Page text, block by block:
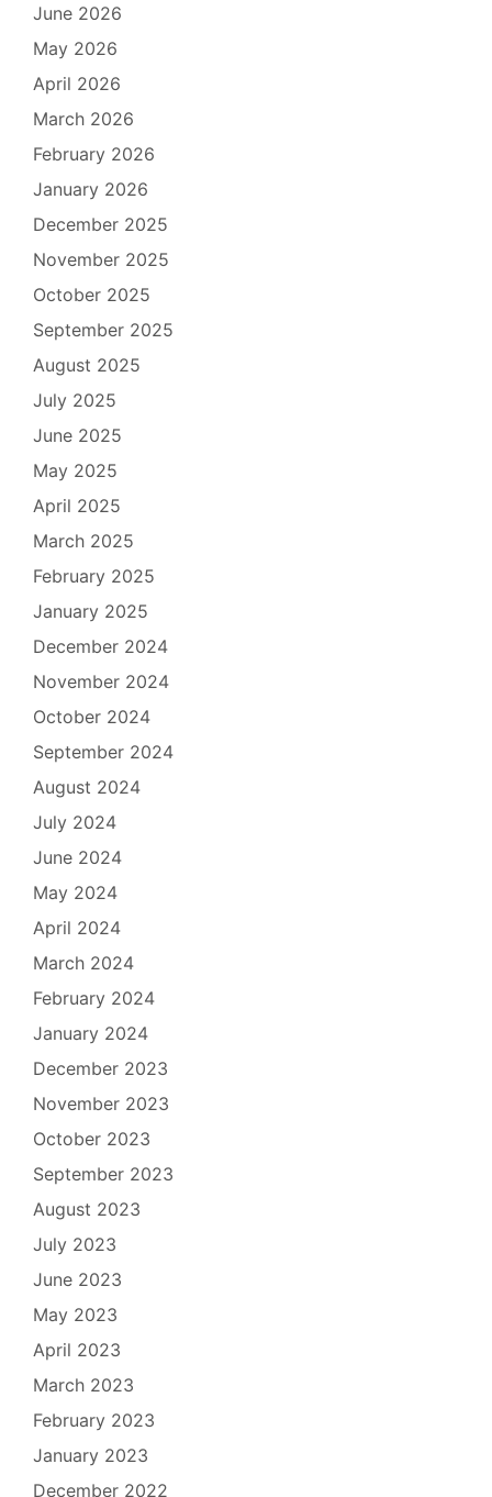
June 2026
May 2026
April 2026
March 2026
February 2026
January 2026
December 2025
November 2025
October 2025
September 2025
August 2025
July 2025
June 2025
May 2025
April 2025
March 2025
February 2025
January 2025
December 2024
November 2024
October 2024
September 2024
August 2024
July 2024
June 2024
May 2024
April 2024
March 2024
February 2024
January 2024
December 2023
November 2023
October 2023
September 2023
August 2023
July 2023
June 2023
May 2023
April 2023
March 2023
February 2023
January 2023
December 2022